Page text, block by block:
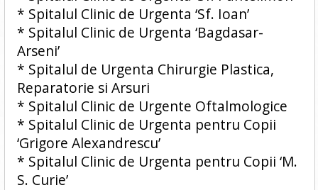
* Spitalul Clinic de Urgenta ‘Sf. Ioan’
* Spitalul Clinic de Urgenta ‘Bagdasar-
Arseni’
* Spitalul de Urgenta Chirurgie Plastica,
Reparatorie si Arsuri
* Spitalul Clinic de Urgente Oftalmologice
* Spitalul Clinic de Urgenta pentru Copii
‘Grigore Alexandrescu’
* Spitalul Clinic de Urgenta pentru Copii ‘M.
S. Curie’